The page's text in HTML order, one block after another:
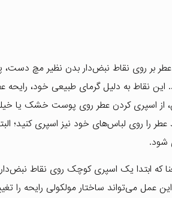
بر روی نقاط نبض‌دار بدن نظیر مچ
نقاط به دلیل گرمای طبیعی خود، رایحه
از اسپری کردن عطر روی پوست خشک یا
را روی لباس‌های خود نیز اسپری کنید؛
که ابتدا یک اسپری کوچک روی نقاط
عمل می‌تواند ساختار مولکولی رایحه را